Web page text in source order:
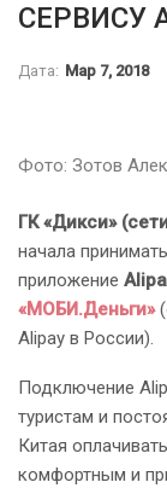
СЕРВИСУ
Дата: Мар 7, 2018
Фото: Зотов
ГК «Дикси»
начала
приложение
«МОБИ.Деньги»
Аlipay в России).
Подключение
туристам и
Китая
комфортным и